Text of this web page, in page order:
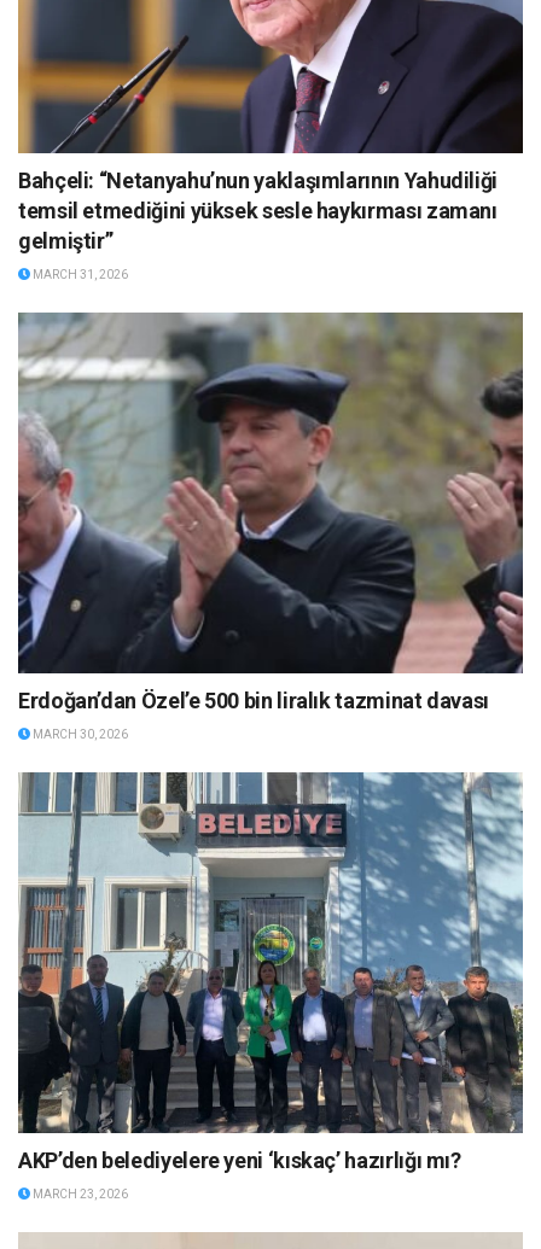
Bahçeli: “Netanyahu’nun yaklaşımlarının Yahudiliği
temsil etmediğini yüksek sesle haykırması zamanı
gelmiştir”
MARCH 31, 2026
Erdoğan’dan Özel’e 500 bin liralık tazminat davası
MARCH 30, 2026
AKP’den belediyelere yeni ‘kıskaç’ hazırlığı mı?
MARCH 23, 2026